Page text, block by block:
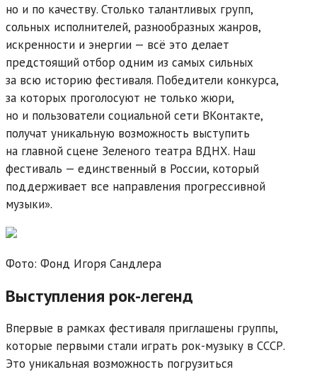
но и по качеству. Столько талантливых групп,
сольных исполнителей, разнообразных жанров,
искренности и энергии — всё это делает
предстоящий отбор одним из самых сильных
за всю историю фестиваля. Победители конкурса,
за которых проголосуют не только жюри,
но и пользователи социальной сети ВКонтакте,
получат уникальную возможность выступить
на главной сцене Зеленого театра ВДНХ. Наш
фестиваль — единственный в России, который
поддерживает все направления прогрессивной
музыки».
Фото: Фонд Игоря Сандлера
Выступления рок-легенд
Впервые в рамках фестиваля приглашены группы,
которые первыми стали играть рок-музыку в СССР.
Это уникальная возможность погрузиться